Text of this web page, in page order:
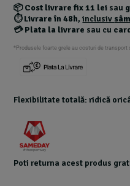
Rated4.57
out of 5
based on
14
customer
ratings
📦Cost livrare fix 11 lei sau
⏱️Livrare în 48h,inclusiv
💳Plata la livrare sau cu
*Produsele foarte grele au costuri de
Flexibilitate totală: ridică
Poti returna acest produs